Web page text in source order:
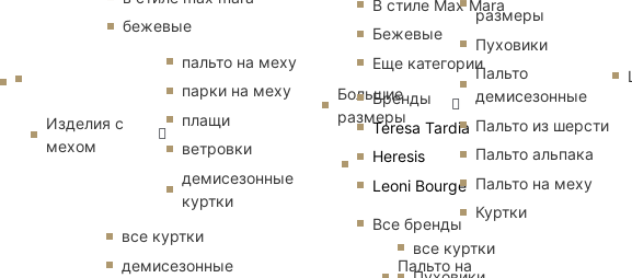
В стиле Max Mara
Бежевые
Еще категории
Бренды
Teresa Tardia
Heresis
Leoni Bourge
Все бренды
Пальто на
бежевые
Изделия с
мехом
пальто на меху
парки на меху
плащи
ветровки
демисезонные
куртки
все куртки
демисезонные
Большие
размеры
размеры
Пуховики
Пальто
демисезонные
Пальто из шерсти
Пальто альпака
Пальто на меху
Куртки
все куртки